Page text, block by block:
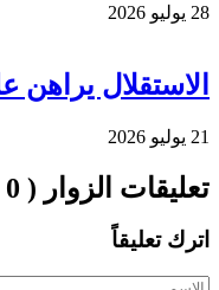
28 يوليو 2026
الاستقلال
21 يوليو 2026
تعليقات الزوار ( 0 )
اترك تعليقاً